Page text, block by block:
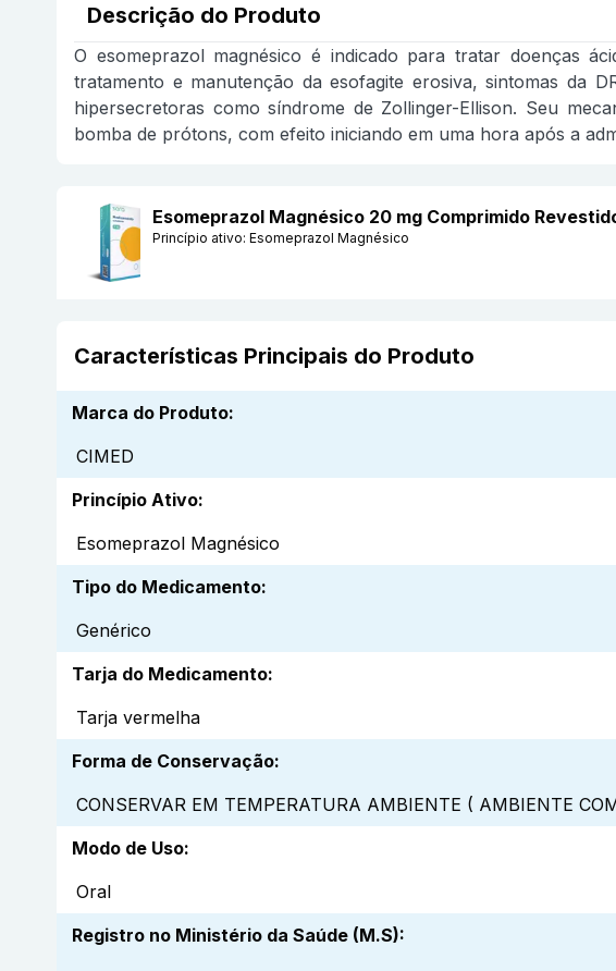
Descrição do Produto
O esomeprazol magnésico é indicado para tratar doenças
tratamento e manutenção da esofagite erosiva, sintomas da
hipersecretoras como síndrome de Zollinger-Ellison. Seu
bomba de prótons, com efeito iniciando em uma hora após a
Esomeprazol Magnésico 20 mg Comprimido
Princípio ativo: Esomeprazol Magnésico
Características Principais do Produto
Marca do Produto:
CIMED
Princípio Ativo:
Esomeprazol Magnésico
Tipo do Medicamento:
Genérico
Tarja do Medicamento:
Tarja vermelha
Forma de Conservação:
CONSERVAR EM TEMPERATURA AMBIENTE ( AMBIENTE
Modo de Uso:
Oral
Registro no Ministério da Saúde (M.S):